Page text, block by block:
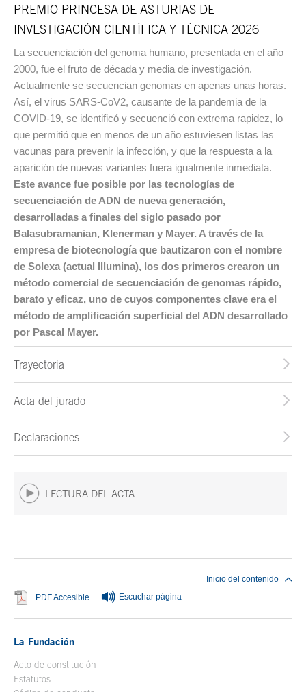
PREMIO PRINCESA DE ASTURIAS DE
INVESTIGACIÓN CIENTÍFICA Y TÉCNICA 2026
La secuenciación del genoma humano, presentada en el año
2000, fue el fruto de década y media de investigación.
Actualmente se secuencian genomas en apenas unas horas.
Así, el virus SARS-CoV2, causante de la pandemia de la
COVID-19, se identificó y secuenció con extrema rapidez, lo
que permitió que en menos de un año estuviesen listas las
vacunas para prevenir la infección, y que la respuesta a la
aparición de nuevas variantes fuera igualmente inmediata.
Este avance fue posible por las tecnologías de
secuenciación de ADN de nueva generación,
desarrolladas a finales del siglo pasado por
Balasubramanian, Klenerman y Mayer. A través de la
empresa de biotecnología que bautizaron con el nombre
de Solexa (actual Illumina), los dos primeros crearon un
método comercial de secuenciación de genomas rápido,
barato y eficaz, uno de cuyos componentes clave era el
método de amplificación superficial del ADN desarrollado
por Pascal Mayer.
Trayectoria
Acta del jurado
Declaraciones
LECTURA DEL ACTA
PDF Accesible Se abre en ventana nueva
Escuchar página
Inicio del contenido
La Fundación
Acto de constitución
Estatutos